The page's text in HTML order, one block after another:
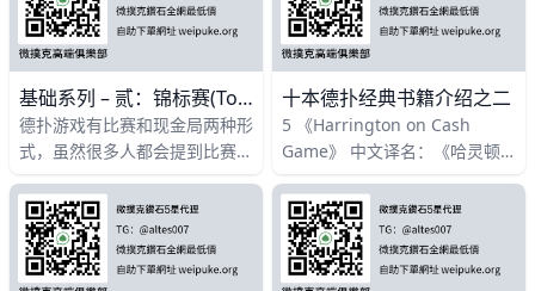
都
基础系列 – 贰：锦标赛(Tournament)和WSOP
德扑游戏有比赛和现金局两种形
式，虽然很多人都会提到比赛和
底两者本质都是一致的。如果能
够合并来说的话，现金局可以看
十本德扑经典书籍介绍之二
5 《Harrington on Cash
Game》 中文译名：《哈灵顿
HarringtonBill Robertie 共2册
丹哈灵顿一如既往地将现金桌上
的理念娓娓道来，比如“强